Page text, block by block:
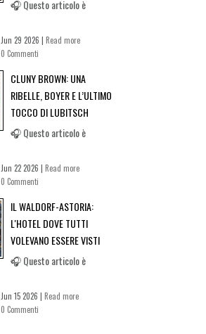
🎧 Questo articolo è
Jun 29 2026 | Read more
0 Commenti
CLUNY BROWN: UNA
RIBELLE, BOYER E L’ULTIMO
TOCCO DI LUBITSCH
🎧 Questo articolo è
Jun 22 2026 | Read more
0 Commenti
IL WALDORF-ASTORIA:
L'HOTEL DOVE TUTTI
VOLEVANO ESSERE VISTI
🎧 Questo articolo è
Jun 15 2026 | Read more
0 Commenti